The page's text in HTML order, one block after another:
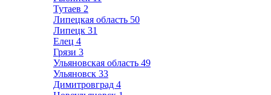
Тутаев 2
Липецкая область 50
Липецк 31
Елец 4
Грязи 3
Ульяновская область 49
Ульяновск 33
Димитровград 4